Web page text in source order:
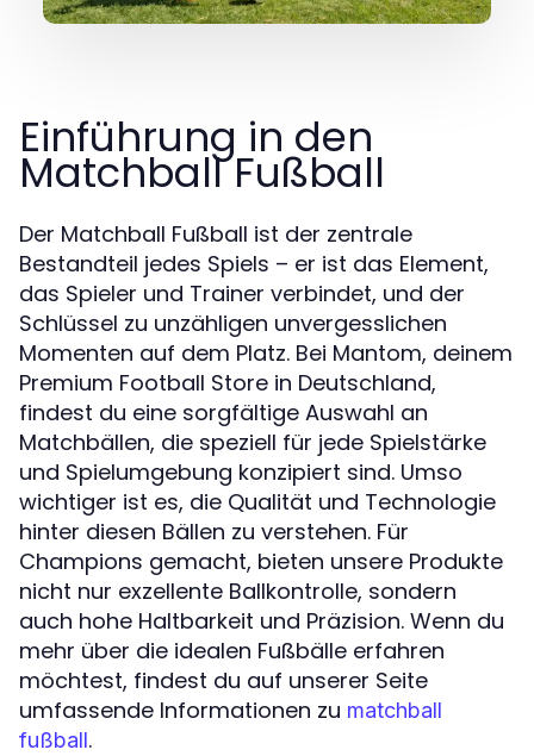
Einführung in den
Matchball Fußball
Der Matchball Fußball ist der zentrale
Bestandteil jedes Spiels – er ist das Element,
das Spieler und Trainer verbindet, und der
Schlüssel zu unzähligen unvergesslichen
Momenten auf dem Platz. Bei Mantom, deinem
Premium Football Store in Deutschland,
findest du eine sorgfältige Auswahl an
Matchbällen, die speziell für jede Spielstärke
und Spielumgebung konzipiert sind. Umso
wichtiger ist es, die Qualität und Technologie
hinter diesen Bällen zu verstehen. Für
Champions gemacht, bieten unsere Produkte
nicht nur exzellente Ballkontrolle, sondern
auch hohe Haltbarkeit und Präzision. Wenn du
mehr über die idealen Fußbälle erfahren
möchtest, findest du auf unserer Seite
umfassende Informationen zu matchball
fußball.